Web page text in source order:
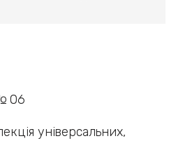
06
універсальних,